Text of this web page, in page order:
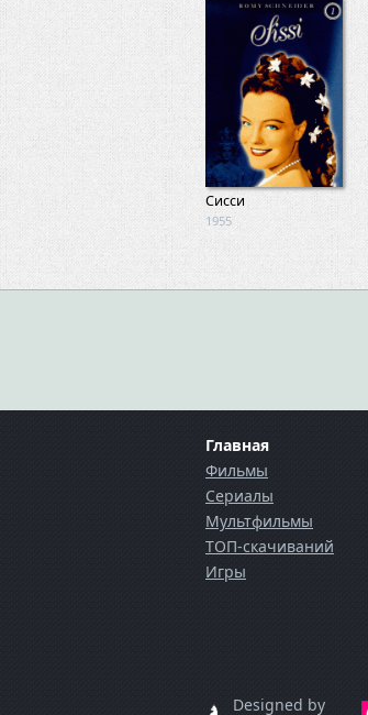
Сисси
1955
Главная
Фильмы
Сериалы
Мультфильмы
ТОП-скачиваний
Игры
Designed by